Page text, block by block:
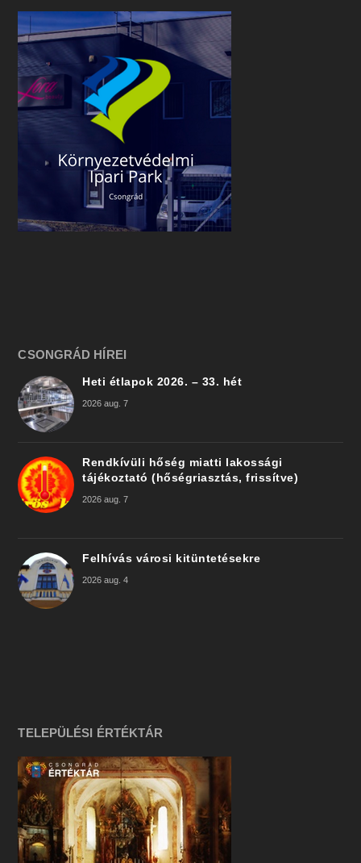
CSONGRÁD HÍREI
Heti étlapok 2026. – 33. hét
2026 aug. 7
Rendkívüli hőség miatti lakossági
tájékoztató (hőségriasztás, frissítve)
2026 aug. 7
Felhívás városi kitüntetésekre
2026 aug. 4
TELEPÜLÉSI ÉRTÉKTÁR